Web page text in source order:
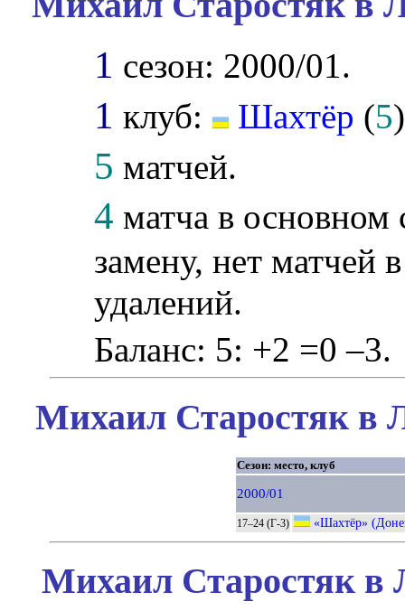
1 сезон: 2000/01.
1 клуб: Шахтёр (5
5 матчей.
4 матча в основном
замену, нет матчей
удалений.
Баланс: 5: +2 =0 –3.
Михаил Старостяк в
Сезон: место, клуб
2000/01
17–24 (Г-3) «Шахтёр»
Михаил Старостяк в